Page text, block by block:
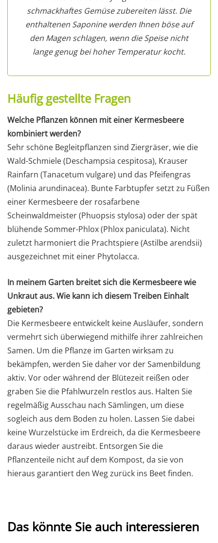
schmackhaftes Gemüse zubereiten lässt. Die
enthaltenen Saponine werden Ihnen böse auf
den Magen schlagen, wenn die Speise nicht
lange genug bei hoher Temperatur kocht.
Häufig gestellte Fragen
Welche Pflanzen können mit einer Kermesbeere
kombiniert werden?
Sehr schöne Begleitpflanzen sind Ziergräser, wie die
Wald-Schmiele (Deschampsia cespitosa), Krauser
Rainfarn (Tanacetum vulgare) und das Pfeifengras
(Molinia arundinacea). Bunte Farbtupfer setzt zu Füßen
einer Kermesbeere der rosafarbene
Scheinwaldmeister (Phuopsis stylosa) oder der spät
blühende Sommer-Phlox (Phlox paniculata). Nicht
zuletzt harmoniert die Prachtspiere (Astilbe arendsii)
ausgezeichnet mit einer Phytolacca.
In meinem Garten breitet sich die Kermesbeere wie
Unkraut aus. Wie kann ich diesem Treiben Einhalt
gebieten?
Die Kermesbeere entwickelt keine Ausläufer, sondern
vermehrt sich überwiegend mithilfe ihrer zahlreichen
Samen. Um die Pflanze im Garten wirksam zu
bekämpfen, werden Sie daher vor der Samenbildung
aktiv. Vor oder während der Blütezeit reißen oder
graben Sie die Pfahlwurzeln restlos aus. Halten Sie
regelmäßig Ausschau nach Sämlingen, um diese
sogleich aus dem Boden zu holen. Lassen Sie dabei
keine Wurzelstücke im Erdreich, da die Kermesbeere
daraus wieder austreibt. Entsorgen Sie die
Pflanzenteile nicht auf dem Kompost, da sie von
hieraus garantiert den Weg zurück ins Beet finden.
Das könnte Sie auch interessieren